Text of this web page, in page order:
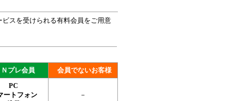
スを受けられる有料会員をご用意
Ｎプレ会員 会員でないお客様
PC
ートフォン
－